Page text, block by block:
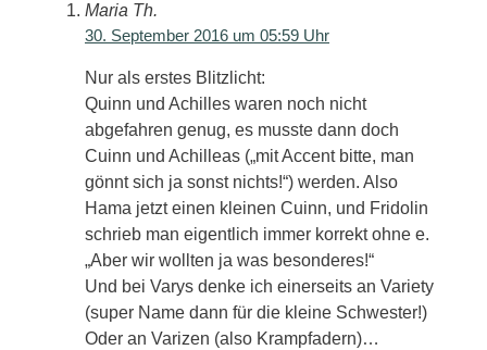
Maria Th.
30. September 2016 um 05:59 Uhr
Nur als erstes Blitzlicht:
Quinn und Achilles waren noch nicht
abgefahren genug, es musste dann doch
Cuinn und Achilleas („mit Accent bitte, man
gönnt sich ja sonst nichts!“) werden. Also
Hama jetzt einen kleinen Cuinn, und Fridolin
schrieb man eigentlich immer korrekt ohne e.
„Aber wir wollten ja was besonderes!“
Und bei Varys denke ich einerseits an Variety
(super Name dann für die kleine Schwester!)
Oder an Varizen (also Krampfadern)…